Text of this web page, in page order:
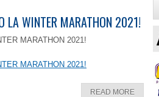
LA WINTER MARATHON 2021!
MARATHON 2021!
MARATHON 2021!
READ MORE